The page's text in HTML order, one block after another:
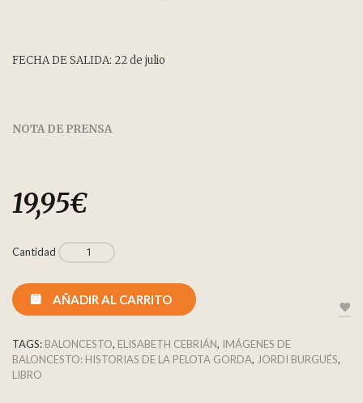
FECHA DE SALIDA: 22 de julio
NOTA DE PRENSA
19,95€
Cantidad
AÑADIR AL CARRITO
TAGS: BALONCESTO, ELISABETH CEBRIÁN, IMÁGENES DE
BALONCESTO: HISTORIAS DE LA PELOTA GORDA, JORDI BURGUÉS,
LIBRO